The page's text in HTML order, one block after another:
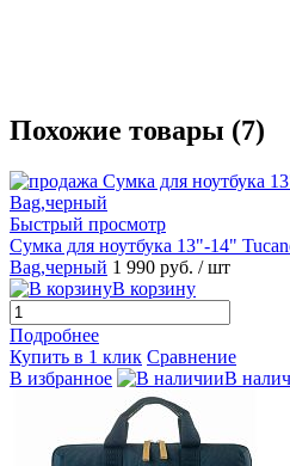
Похожие товары (7)
Быстрый просмотр
Сумка для ноутбука 13"-14"
Bag,черный 1 990 руб. / шт
В корзину
Подробнее
Купить в 1 клик Сравнение
В избранное
В